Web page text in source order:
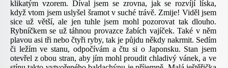
klikatým vzorem. Díval jsem se zrovna, jak se rozvíjí líska,
když vtom jsem uslyšel šramot v suché trávě. Zmije! Viděl jsem
sice už větší, ale jen tuhle jsem mohl pozorovat tak dlouho.
Rybníčkem se už táhnou provazce žabích vajíček. Také v něm
plavou asi tři nebo čtyři ryby, tak je půjdu někdy nakrmit. Sedím
či ležím ve stanu, odpočívám a čtu si o Japonsku. Stan jsem
otevřel z obou stran, aby jím mohl proudit chladivý vánek, a ve